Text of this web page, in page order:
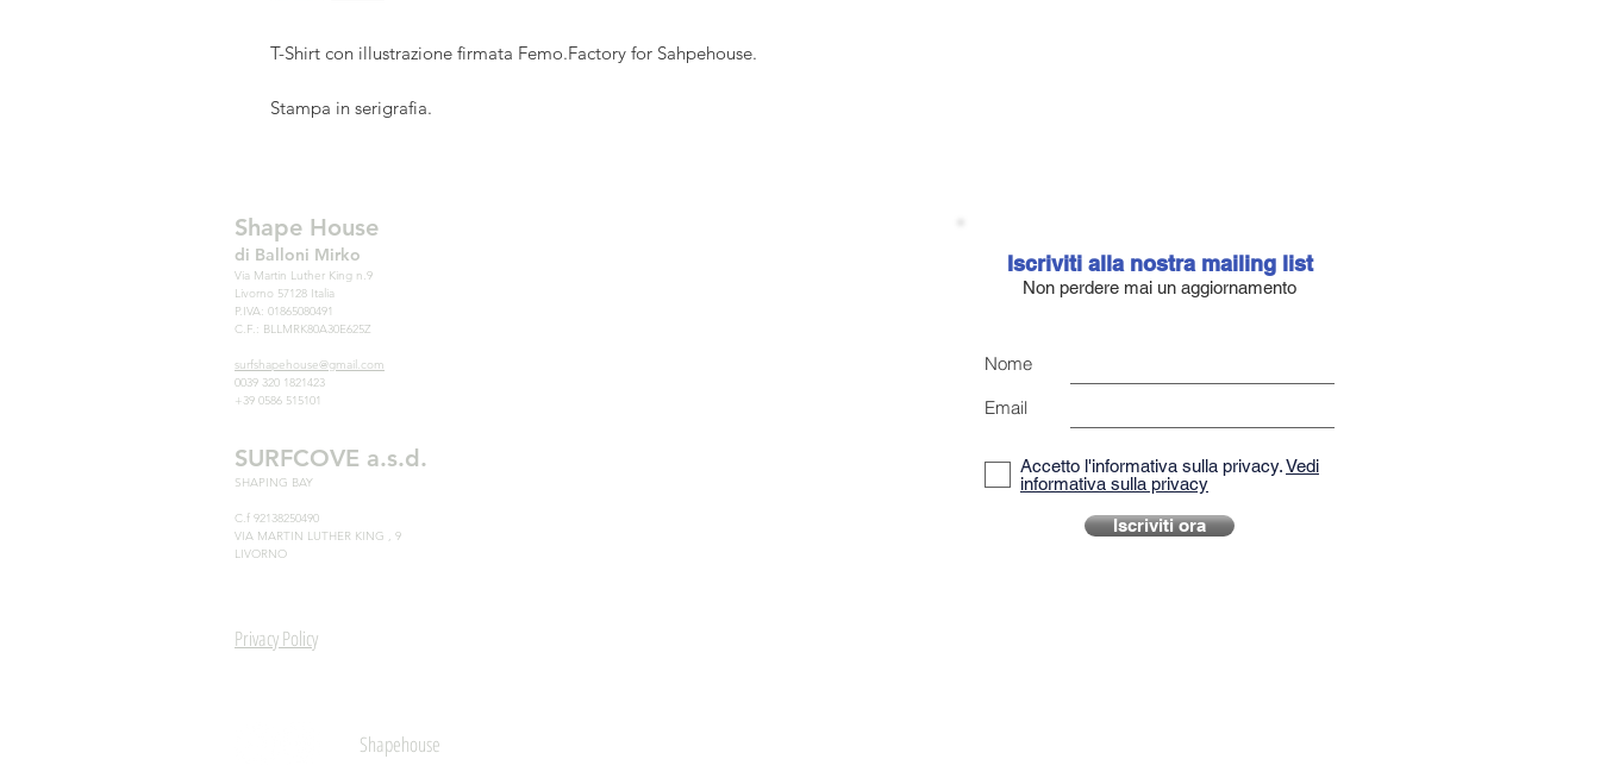
T-Shirt con illustrazione firmata Femo.Factory for Sahpehouse.
Stampa in serigrafia.
Shape House
di Balloni Mirko
Via Martin Luther King n.9
Livorno 57128 Italia
P.IVA: 01865080491
C.F.: BLLMRK80A30E625Z
surfshapehouse@gmail.com
0039 320 1821423
+39 0586 515101
SURFCOVE a.s.d.
SHAPING BAY
C.f 92138250490
VIA MARTIN LUTHER KING , 9
LIVORNO
Iscriviti alla nostra mailing list
Non perdere mai un aggiornamento
Nome
Email
Accetto l'informativa sulla privacy.Vedi
informativa sulla privacy
Iscriviti ora
Privacy Policy
Shapehouse